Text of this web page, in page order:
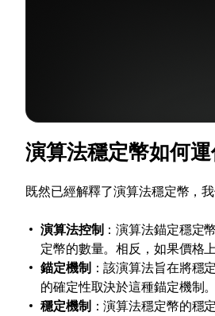
演算法穩定幣如何運
既然已經解釋了演算法穩定幣，
演算法控制 ：演算法錨定穩定
定幣的數量。相反，如果價格
錨定機制 ：該演算法旨在將穩
的確定性取決於這種錨定機制。
穩定機制 ：演算法穩定幣的穩